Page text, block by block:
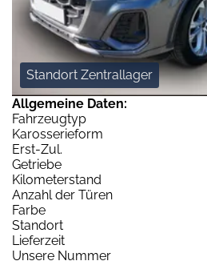
Standort Zentrallager
Allgemeine Daten:
Fahrzeugtyp
Karosserieform
Erst-Zul.
Getriebe
Kilometerstand
Anzahl der Türen
Farbe
Standort
Lieferzeit
Unsere Nummer